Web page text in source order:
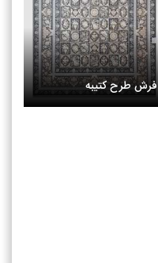
فرش طرح کتیبه